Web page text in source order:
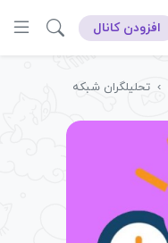
افزودن کانال
› تحلیلگران شبکه